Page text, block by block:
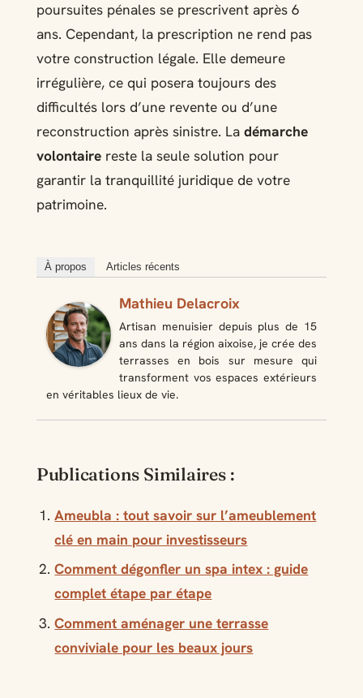
poursuites pénales se prescrivent après 6
ans. Cependant, la prescription ne rend pas
votre construction légale. Elle demeure
irrégulière, ce qui posera toujours des
difficultés lors d’une revente ou d’une
reconstruction après sinistre. La démarche
volontairereste la seule solution pour
garantir la tranquillité juridique de votre
patrimoine.
À propos Articles récents
Mathieu Delacroix
Artisan menuisier depuis plus de 15
ans dans la région aixoise, je crée des
terrasses en bois sur mesure qui
transforment vos espaces extérieurs
en véritables lieux de vie.
Publications Similaires :
Ameubla : tout savoir sur l’ameublement
clé en main pour investisseurs
Comment dégonfler un spa intex : guide
complet étape par étape
Comment aménager une terrasse
conviviale pour les beaux jours